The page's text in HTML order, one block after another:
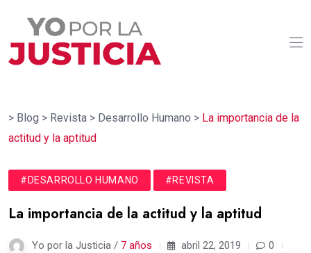
> Blog > Revista > Desarrollo Humano > La importancia de la
actitud y la aptitud
#DESARROLLO HUMANO #REVISTA
La importancia de la actitud y la aptitud
Yo por la Justicia / 7 años abril 22, 2019
0